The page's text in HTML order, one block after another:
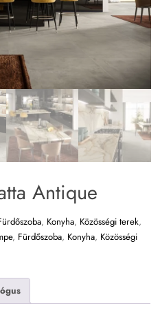
Antique
, Konyha, Közösségi terek,
, Fürdőszoba, Konyha, Közösségi